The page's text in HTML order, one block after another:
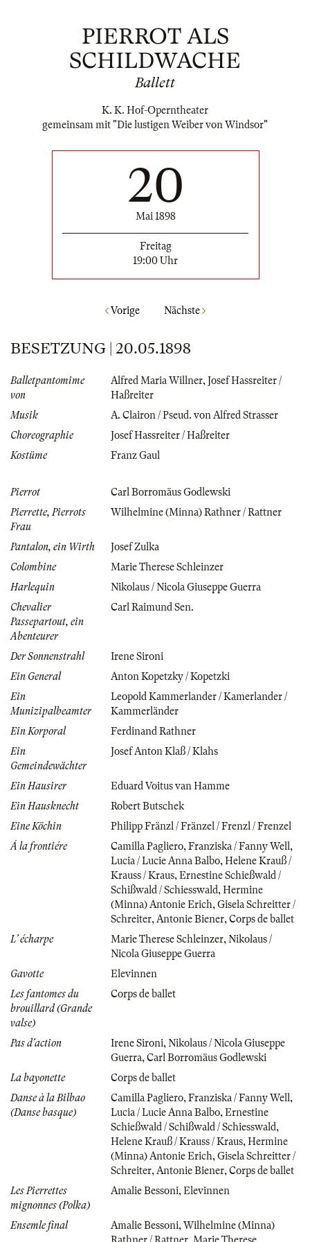
PIERROT ALS
SCHILDWACHE
Ballett
K. K. Hof-Operntheater
gemeinsam mit "Die lustigen Weiber von Windsor"
20
Mai 1898
Freitag
19:00 Uhr
Vorige Nächste
BESETZUNG | 20.05.1898
Balletpantomime
von
Alfred Maria Willner, Josef Hassreiter /
Haßreiter
Musik
A. Clairon / Pseud. von Alfred Strasser
Choreographie
Josef Hassreiter / Haßreiter
Kostüme
Franz Gaul
Pierrot
Carl Borromäus Godlewski
Pierrette, Pierrots
Frau
Wilhelmine (Minna) Rathner / Rattner
Pantalon, ein Wirth
Josef Zulka
Colombine
Marie Therese Schleinzer
Harlequin
Nikolaus / Nicola Giuseppe Guerra
Chevalier
Passepartout, ein
Abenteurer
Carl Raimund Sen.
Der Sonnenstrahl
Irene Sironi
Ein General
Anton Kopetzky / Kopetzki
Ein
Munizipalbeamter
Leopold Kammerlander / Kamerlander /
Kammerländer
Ein Korporal
Ferdinand Rathner
Ein
Gemeindewächter
Josef Anton Klaß / Klahs
Ein Hausirer
Eduard Voitus van Hamme
Ein Hausknecht
Robert Butschek
Eine Köchin
Philipp Fränzl / Fränzel / Frenzl / Frenzel
Á la frontiére
Camilla Pagliero, Franziska / Fanny Well ,
Lucia / Lucie Anna Balbo, Helene Krauß /
Krauss / Kraus, Ernestine Schießwald /
Schißwald / Schiesswald, Hermine
(Minna) Antonie Erich, Gisela Schreitter /
Schreiter, Antonie Biener, Corps de ballet
L' écharpe
Marie Therese Schleinzer, Nikolaus /
Nicola Giuseppe Guerra
Gavotte
Elevinnen
Les fantomes du
brouillard (Grande
valse)
Corps de ballet
Pas d'action Irene Sironi, Nikolaus / Nicola Giuseppe
Guerra, Carl Borromäus Godlewski
La bayonette
Corps de ballet
Danse à la Bilbao
(Danse basque)
Camilla Pagliero, Franziska / Fanny Well ,
Lucia / Lucie Anna Balbo, Ernestine
Schießwald / Schißwald / Schiesswald,
Helene Krauß / Krauss / Kraus, Hermine
(Minna) Antonie Erich, Gisela Schreitter /
Schreiter, Antonie Biener, Corps de ballet
Les Pierrettes
mignonnes (Polka)
Amalie Bessoni, Elevinnen
Ensemle final Amalie Bessoni, Wilhelmine (Minna)
Rathner / Rattner Marie Therese